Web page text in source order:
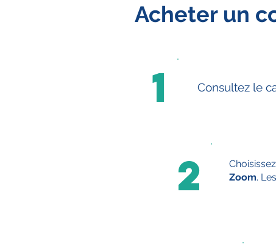
Acheter un
1 Consultez le
2
Zoom.